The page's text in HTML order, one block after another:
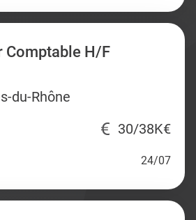
Comptable H/F
du-Rhône
30/38K€
24/07